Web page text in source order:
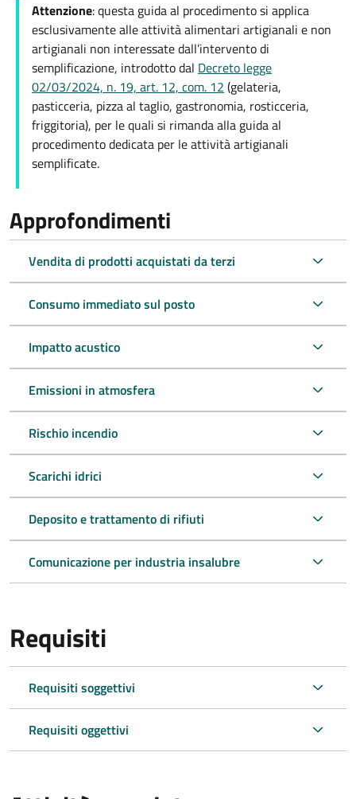
Attenzione: questa guida al procedimentosi applica
esclusivamente alle attività alimentari artigianali e non
artigianali non interessate dall’intervento di
semplificazione, introdotto dal Decreto legge
02/03/2024, n. 19, art. 12, com. 12 (gelateria,
pasticceria, pizza al taglio, gastronomia, rosticceria,
friggitoria), per le quali si rimanda alla guida al
procedimento dedicata per le attività artigianali
semplificate.
Approfondimenti
Vendita di prodotti acquistati da terzi
Consumo immediato sul posto
Impatto acustico
Emissioni in atmosfera
Rischio incendio
Scarichi idrici
Deposito e trattamento di rifiuti
Comunicazione per industria insalubre
Requisiti
Requisiti soggettivi
Requisiti oggettivi